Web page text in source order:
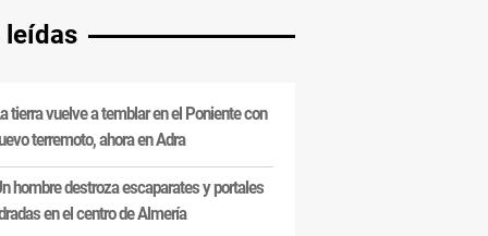
leídas
tierra vuelve a temblar en el Poniente con
terremoto, ahora en Adra
hombre destroza escaparates y portales
en el centro de Almería